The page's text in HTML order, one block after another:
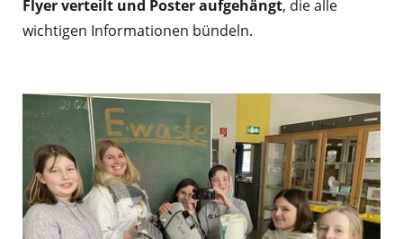
Flyer verteilt und Poster aufgehängt, die alle
wichtigen Informationen bündeln.